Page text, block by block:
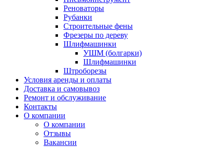
Реноваторы
Рубанки
Строительные фены
Фрезеры по дереву
Шлифмашинки
УШМ (болгарки)
Шлифмашинки
Штроборезы
Условия аренды и оплаты
Доставка и самовывоз
Ремонт и обслуживание
Контакты
О компании
О компании
Отзывы
Вакансии